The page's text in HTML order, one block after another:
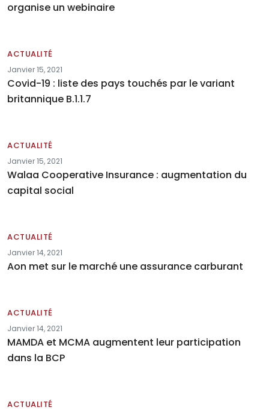
organise un webinaire
ACTUALITÉ
Janvier 15, 2021
Covid-19 : liste des pays touchés par le variant
britannique B.1.1.7
ACTUALITÉ
Janvier 15, 2021
Walaa Cooperative Insurance : augmentation du
capital social
ACTUALITÉ
Janvier 14, 2021
Aon met sur le marché une assurance carburant
ACTUALITÉ
Janvier 14, 2021
MAMDA et MCMA augmentent leur participation
dans la BCP
ACTUALITÉ